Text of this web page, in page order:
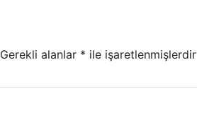
Gerekli alanlar * ile işaretlenmişlerdir